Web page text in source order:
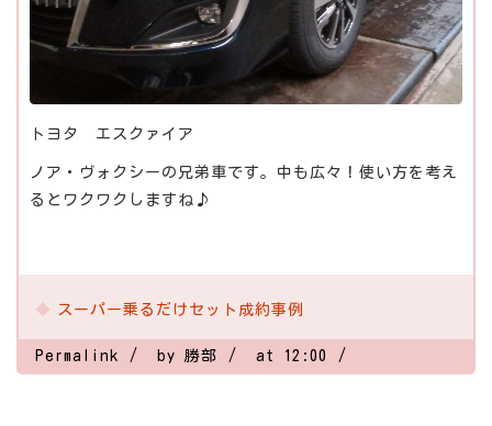
トヨタ エスクァイア
ノア・ヴォクシーの兄弟車です。中も広々！使い方を考え
るとワクワクしますね♪
スーパー乗るだけセット成約事例
Permalink by 勝部 at 12:00